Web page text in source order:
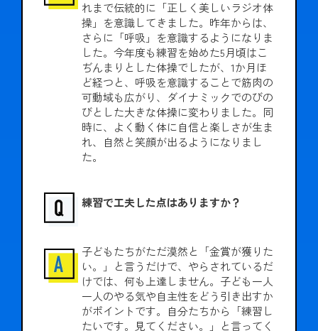
れまで伝統的に「正しく美しいラジオ体
操」を意識してきました。昨年からは、
さらに「呼吸」を意識するようになりま
した。今年度も練習を始めた5月頃はこ
ぢんまりとした体操でしたが、1か月ほ
ど経つと、呼吸を意識することで筋肉の
可動域も広がり、ダイナミックでのびの
びとした大きな体操に変わりました。同
時に、よく動く体に自信と楽しさが生ま
れ、自然と笑顔が出るようになりまし
た。
練習で工夫した点はありますか？
子どもたちがただ漠然と「金賞が獲りた
い。」と言うだけで、やらされているだ
けでは、何も上達しません。子ども一人
一人のやる気や自主性をどう引き出すか
がポイントです。自分たちから「練習し
たいです。見てください。」と言ってく